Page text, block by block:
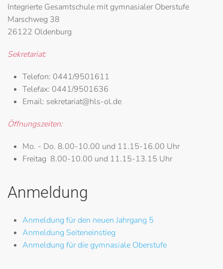
Integrierte Gesamtschule mit gymnasialer Oberstufe
Marschweg 38
26122 Oldenburg
Sekretariat:
Telefon: 0441/9501611
Telefax: 0441/9501636
Email: sekretariat@hls-ol.de
Öffnungszeiten:
Mo. - Do. 8.00-10.00 und 11.15-16.00 Uhr
Freitag 8.00-10.00 und 11.15-13.15 Uhr
Anmeldung
Anmeldung für den neuen Jahrgang 5
Anmeldung Seiteneinstieg
Anmeldung für die gymnasiale Oberstufe